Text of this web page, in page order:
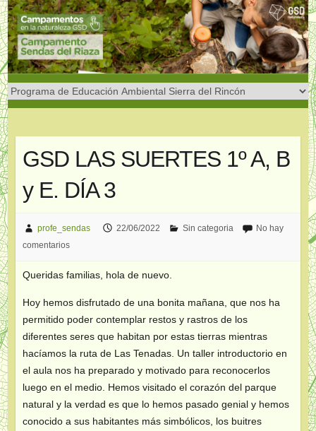
Saltar
al
contenido
GSD LAS SUERTES 1º A, B
y E. DÍA 3
profe_sendas 22/06/2022 Sin categoria
No hay
comentarios
Queridas familias, hola de nuevo.
Hoy hemos disfrutado de una bonita mañana, que nos ha
permitido poder contemplar restos y rastros de los
diferentes seres que habitan por estas tierras mientras
hacíamos la ruta de Las Tenadas. Un taller introductorio en
el aula nos ha preparado y motivado para reconocerlos
luego en el medio. Hemos visitado el corazón del parque
natural y la verdad es que lo hemos pasado genial y hemos
conocido a sus habitantes más simbólicos, los buitres